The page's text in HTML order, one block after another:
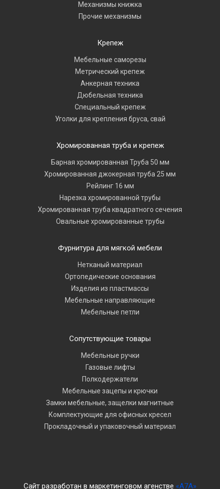
Сайт разработан в маркетинговом агенстве «A7A»
Механизмы книжка
Прочие механизмы
Крепеж
Мебельные саморезы
Метрический крепеж
Анкерная техника
Дюбельная техника
Специальный крепеж
Уголки для крепления бруса, свай
Хромированная труба и крепеж
Барная хромированная Труба 50 мм
Хромированная джокерная труба 25 мм
Рейлинг 16 мм
Нарезка хромированной трубы
Хромированная труба квадратного сечения
Овальные хромированные трубы
Фурнитура для мягкой мебели
Нетканый материал
Ортопедические основания
Изделия из пластмассы
Мебельные направляющие
Мебельные петли
Сопутствующие товары
Мебельные ручки
Газовые лифты
Полкодержатели
Мебельные зацепы и крючки
Замки мебельные, защелки магнитные
Комплектующие для офисных кресел
Прокладочный и упаковочный материал